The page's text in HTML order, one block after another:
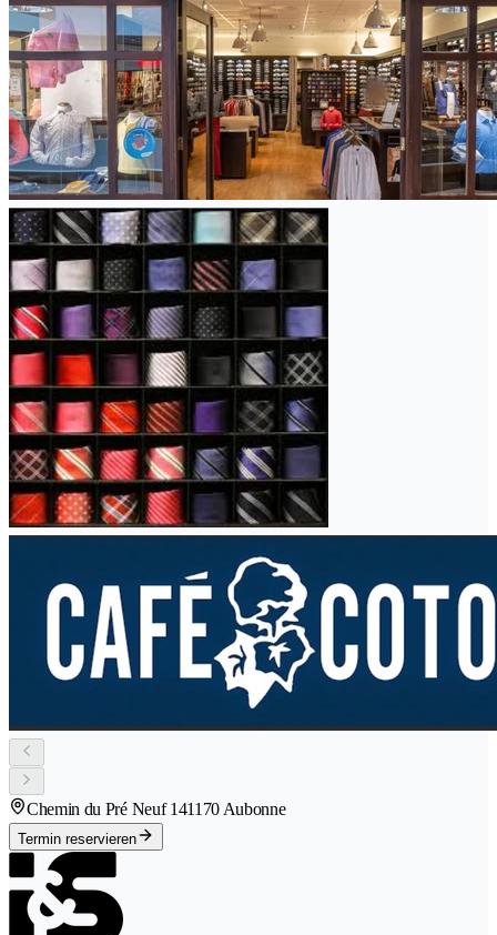
Chemin du Pré Neuf 141170 Aubonne
Termin reservieren